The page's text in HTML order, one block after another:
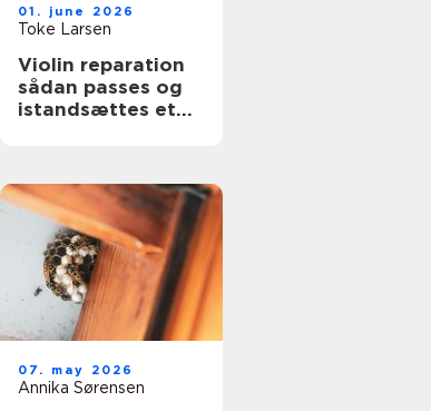
01. june 2026
Toke Larsen
Violin reparation
sådan passes og
istandsættes et
07. may 2026
Annika Sørensen